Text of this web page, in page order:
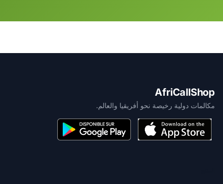
AfriCallShop
مكالمات دولية رخيصة نحو أفريقيا والعالم.